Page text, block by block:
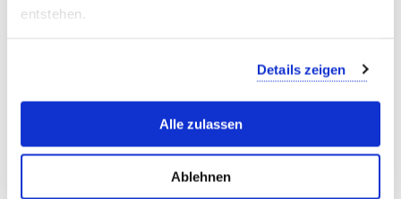
entstehen.
Details zeigen
Alle zulassen
Ablehnen
Neben luxuriösen Modemarken und Accessoires finden Sie hier
und daneben bietet das Einkaufszentrum natürlich
nicht nur um das Shoppingvergnügen geht. Auch
Geschäftsleute treffen sich hier gerne zum Mittagessen, Aperitif